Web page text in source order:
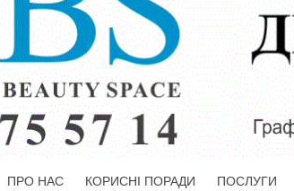
ПРО НАС КОРИСНІ ПОРАДИ ПОСЛУГИ